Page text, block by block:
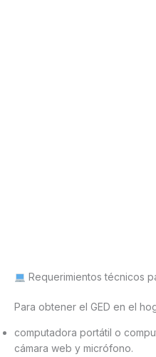
Requerimientos técnicos
Para obtener el GED en el
computadora portátil o
cámara web y micrófono.